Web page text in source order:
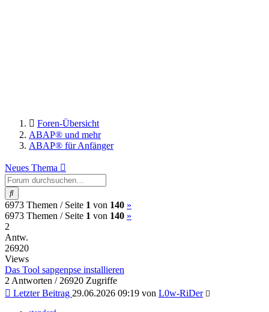
Foren-Übersicht
ABAP® und mehr
ABAP® für Anfänger
Neues Thema
Suche
6973 Themen / Seite 1 von 140 (current)
»
6973 Themen / Seite 1 von 140 (current)
»
2
Antw.
26920
Views
Das Tool sapgenpse installieren
2 Antworten / 26920 Zugriffe
Letzter Beitrag 29.06.2026 09:19 von L0w-RiDer